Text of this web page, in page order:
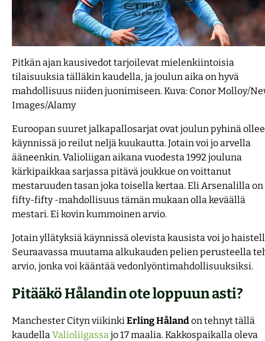
Uudet kasinot 2026
Lisenssit
Työkalut
F1 vedonlyönti
Yleisurheilun EM-kisat 2026
Konferenssiliiga 2026-27
Pitkän ajan kausivedot tarjoilevat mielenkiintoisia
tilaisuuksia tälläkin kaudella, ja joulun aika on hyvä
mahdollisuus niiden juonimiseen. Kuva: Conor Molloy/
Images/Alamy
Euroopan suuret jalkapallosarjat ovat joulun pyhinä
käynnissä jo reilut neljä kuukautta. Jotain voi jo arvella
ääneenkin. Valioliigan aikana vuodesta 1992 jouluna
kärkipaikkaa sarjassa pitävä joukkue on voittanut
mestaruuden tasan joka toisella kertaa. Eli Arsenalilla on
fifty-fifty -mahdollisuus tämän mukaan olla keväällä
mestari. Ei kovin kummoinen arvio.
Jotain yllätyksiä käynnissä olevista kausista voi jo
Seuraavassa muutama alkukauden pelien perusteella
arvio, jonka voi kääntää vedonlyöntimahdollisuuksiksi.
Pitääkö Hålandin ote loppuun asti?
Manchester Cityn viikinkiErlingHålandon tehnyt tällä
kaudellaValioliigassajo 17 maalia. Kakkospaikalla oleva